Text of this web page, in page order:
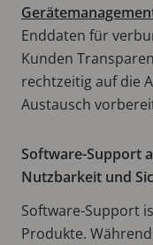
Enddaten für
Kunden
rechtzeitig auf die
Austausch
Software-Support
Nutzbarkeit und
Software-Support
Produkte.